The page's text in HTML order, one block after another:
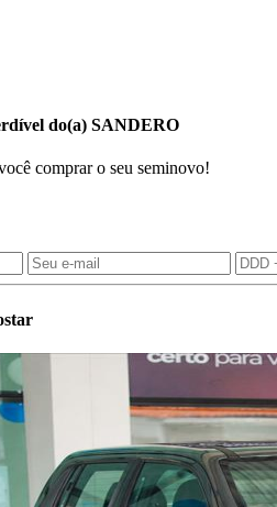
do(a) SANDERO
comprar o seu seminovo!